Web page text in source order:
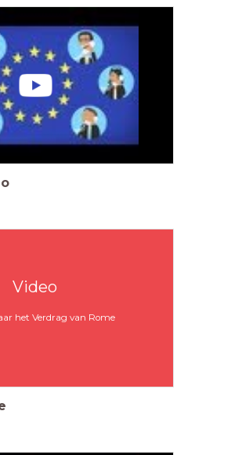
Video
het Verdrag van Rome